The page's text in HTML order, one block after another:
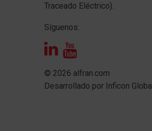
Traceado Eléctrico).
Síguenos:
© 2026 alfran.com
Desarrollado por Inficon Global